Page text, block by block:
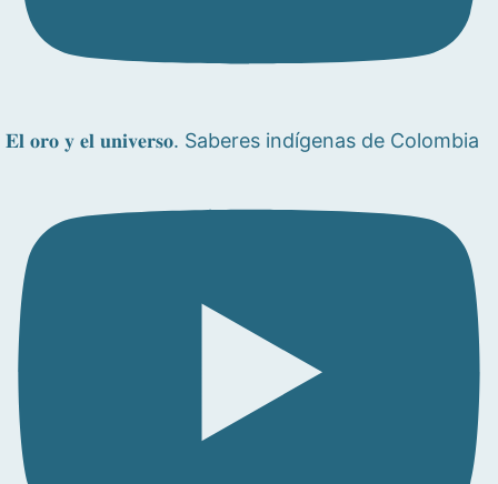
𝐄𝐥 𝐨𝐫𝐨 𝐲 𝐞𝐥 𝐮𝐧𝐢𝐯𝐞𝐫𝐬𝐨. Saberes indígenas de Colombia